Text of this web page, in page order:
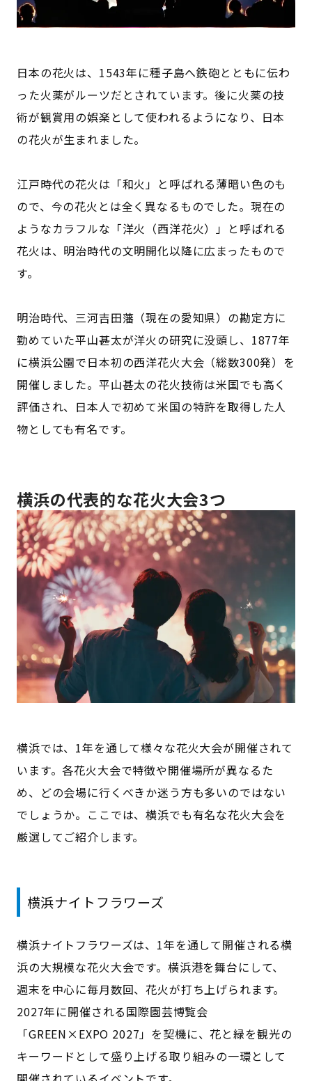
日本の花火は、1543年に種子島へ鉄砲とともに伝わ
った火薬がルーツだとされています。後に火薬の技
術が観賞用の娯楽として使われるようになり、日本
の花火が生まれました。
江戸時代の花火は「和火」と呼ばれる薄暗い色のも
ので、今の花火とは全く異なるものでした。現在の
ようなカラフルな「洋火（西洋花火）」と呼ばれる
花火は、明治時代の文明開化以降に広まったもので
す。
明治時代、三河吉田藩（現在の愛知県）の勘定方に
勤めていた平山甚太が洋火の研究に没頭し、1877年
に横浜公園で日本初の西洋花火大会（総数300発）を
開催しました。平山甚太の花火技術は米国でも高く
評価され、日本人で初めて米国の特許を取得した人
物としても有名です。
横浜の代表的な花火大会3つ
横浜では、1年を通して様々な花火大会が開催されて
います。各花火大会で特徴や開催場所が異なるた
め、どの会場に行くべきか迷う方も多いのではない
でしょうか。ここでは、横浜でも有名な花火大会を
厳選してご紹介します。
横浜ナイトフラワーズ
横浜ナイトフラワーズは、1年を通して開催される横
浜の大規模な花火大会です。横浜港を舞台にして、
週末を中心に毎月数回、花火が打ち上げられます。
2027年に開催される国際園芸博覧会
「GREEN×EXPO 2027」を契機に、花と緑を観光の
キーワードとして盛り上げる取り組みの一環として